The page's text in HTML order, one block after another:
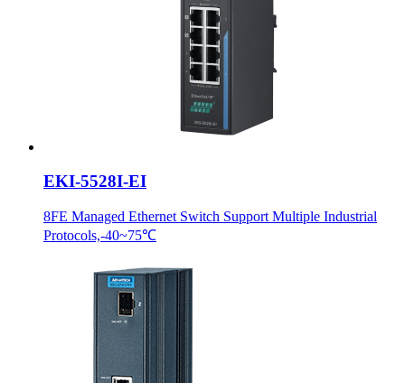
EKI-5528I-EI
8FE Managed Ethernet Switch Support Multiple Industrial
Protocols,-40~75℃